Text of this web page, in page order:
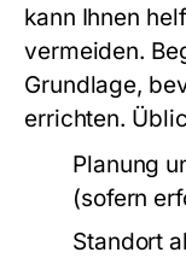
kann Ihnen
vermeiden.
Grundlage,
errichten.
Planung
(sofern
Standort